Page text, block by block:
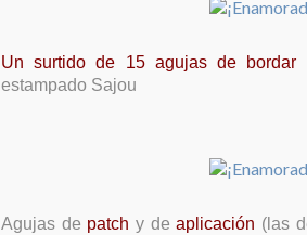
Un surtido de 15 agujas de bordar
estampado Sajou
Agujas de patch y deaplicación (las